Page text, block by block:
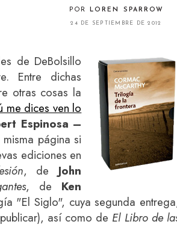
POR LOREN SPARROW
24 DE SEPTIEMBRE DE 2012
de DeBolsillo
Entre dichas
otras cosas la
me dices ven lo
Espinosa –
página si
ediciones en
, de John
, de Ken
"El Siglo", cuya segunda
así como de El Libro de